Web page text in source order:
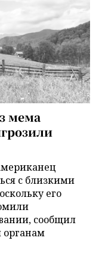
мема
с близкими
его
сообщил
органам